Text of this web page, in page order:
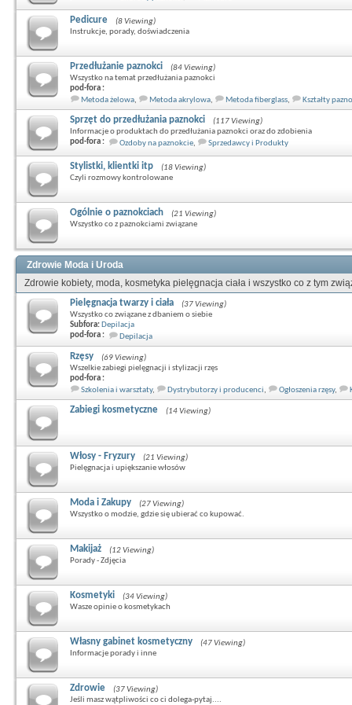
Pedicure
(8 Viewing)
Instrukcje, porady, doświadczenia
Przedłużanie paznokci
(84 Viewing)
Wszystko na temat przedłużania paznokci
pod-fora :
Metoda żelowa, Metoda akrylowa, Metoda fiberglass, Kształty
Sprzęt do przedłużania paznokci
(117 Viewing)
Informacje o produktach do przedłużania paznokci oraz do zdobienia
pod-fora :
Ozdoby na paznokcie, Sprzedawcy i Produkty
Stylistki, klientki itp
(18 Viewing)
Czyli rozmowy kontrolowane
Ogólnie o paznokciach
(21 Viewing)
Wszystko co z paznokciami związane
Zdrowie Moda i Uroda
Zdrowie kobiety, moda, kosmetyka pielęgnacja ciała i wszystko co z tym
Pielęgnacja twarzy i ciała
(37 Viewing)
Wszystko co związane z dbaniem o siebie
Subfora: Depilacja
pod-fora :
Depilacja
Rzęsy
(69 Viewing)
Wszelkie zabiegi pielęgnacji i stylizacji rzęs
pod-fora :
Szkolenia i warsztaty, Dystrybutorzy i producenci, Ogłoszenia rzęsy,
Zabiegi kosmetyczne (14 Viewing)
Włosy - Fryzury
(21 Viewing)
Pielęgnacja i upiększanie włosów
Moda i Zakupy
(27 Viewing)
Wszystko o modzie, gdzie się ubierać co kupować.
Makijaż
(12 Viewing)
Porady - Zdjęcia
Kosmetyki
(34 Viewing)
Wasze opinie o kosmetykach
Własny gabinet kosmetyczny
(47 Viewing)
Informacje porady i inne
Zdrowie
(37 Viewing)
Jeśli masz wątpliwości co ci dolega-pytaj....